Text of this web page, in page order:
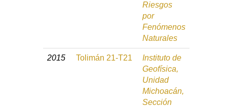
Riesgos
por
Fenómenos
Naturales
2015 Tolimán 21-T21
Instituto de
Geofísica,
Unidad
Michoacán,
Sección